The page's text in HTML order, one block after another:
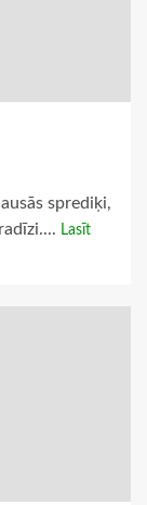
sprediķi,
Lasīt